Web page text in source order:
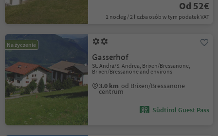
Od 52€
1 nocleg / 2 liczba osób w tym podatek VAT
Na życzenie
Gasserhof
St. Andrä/S. Andrea, Brixen/Bressanone,
Brixen/Bressanone and environs
3.0 km od Brixen/Bressanone
centrum
Südtirol Guest Pass